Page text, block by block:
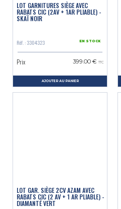
LOT GARNITURES SIÈGE AVEC
RABATS CIC (2AV + 1AR PLIABLE) -
SKAÏ NOIR
Réf. : 3304323 EN STOCK
Prix 399.00 € TTC
AJOUTER AU PANIER
LOT GAR. SIÈGE 2CV AZAM AVEC
RABATS CIC (2 AV + 1 AR PLIABLE) -
DIAMANTÉ VERT